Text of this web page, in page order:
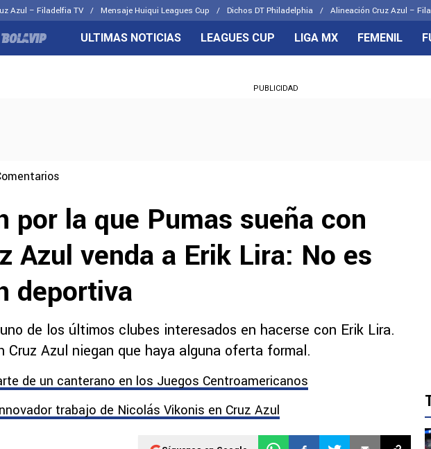
Azul – Filadelfia TV Mensaje Huiqui Leagues Cup Dichos DT Philadelphia Alineación Cruz Azul –
CELESTES
ULTIMAS NOTICIAS LEAGUES CUP LIGA MX FEMENIL
PUBLICIDAD
por la que Pumas sueña con
Azul venda a Erik Lira: No es
deportiva
de los últimos clubes interesados en hacerse con Erik Lira.
Cruz Azul niegan que haya alguna oferta formal.
de un canterano en los Juegos Centroamericanos
trabajo de Nicolás Vikonis en Cruz Azul